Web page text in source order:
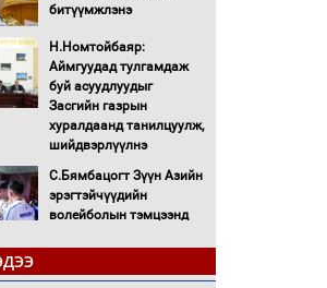
битүүмжлэнэ
Н.Номтойбаяр:
Аймгуудад тулгамдаж
буй асуудлуудыг
Засгийн газрын
хуралдаанд танилцуулж,
шийдвэрлүүлнэ
С.Бямбацогт Зүүн Азийн
эрэгтэйчүүдийн
волейболын тэмцээнд
хүслээ